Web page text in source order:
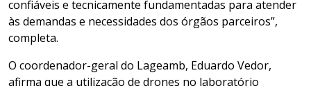
confiáveis e tecnicamente fundamentadas para atender
às demandas e necessidades dos órgãos parceiros”,
completa.
O coordenador-geral do Lageamb, Eduardo Vedor,
afirma que a utilização de drones no laboratório